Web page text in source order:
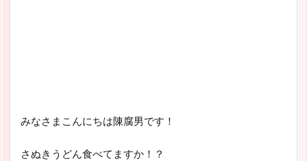
みなさまこんにちは陳腐男です！
さぬきうどん食べてますか！？